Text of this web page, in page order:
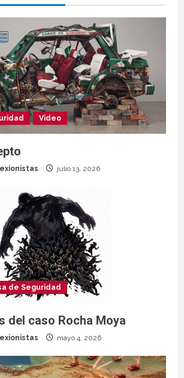
Video
julio 13, 2026
de Seguridad
del caso Rocha Moya
mayo 4, 2026